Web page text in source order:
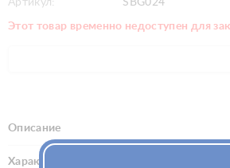
Этот товар временно недоступен для
Описание
Характеристики